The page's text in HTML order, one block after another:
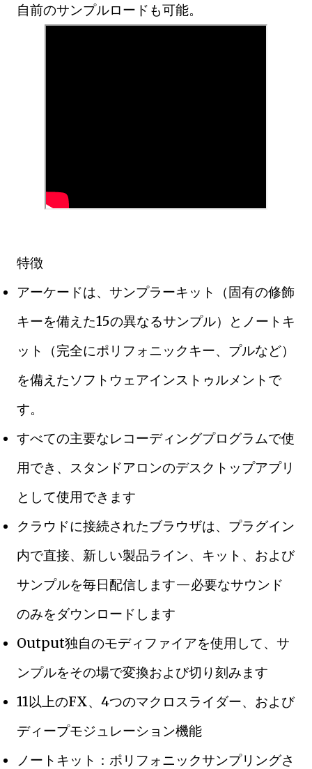
自前のサンプルロードも可能。
特徴
アーケードは、サンプラーキット（固有の修飾
キーを備えた15の異なるサンプル）とノートキ
ット（完全にポリフォニックキー、プルなど）
を備えたソフトウェアインストゥルメントで
す。
すべての主要なレコーディングプログラムで使
用でき、スタンドアロンのデスクトップアプリ
として使用できます
クラウドに接続されたブラウザは、プラグイン
内で直接、新しい製品ライン、キット、および
サンプルを毎日配信します—必要なサウンド
のみをダウンロードします
Output独自のモディファイアを使用して、サ
ンプルをその場で変換および切り刻みます
11以上のFX、4つのマクロスライダー、および
ディープモジュレーション機能
ノートキット：ポリフォニックサンプリングさ